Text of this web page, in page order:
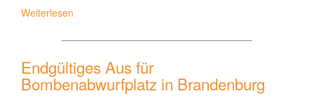
Weiterlesen
Endgültiges Aus für
Bombenabwurfplatz in Brandenburg